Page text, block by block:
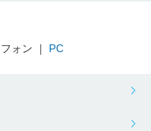
ォン ｜ PC